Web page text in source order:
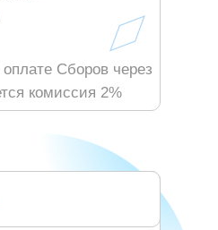
Сборов через
комиссия 2%